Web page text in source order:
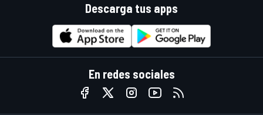
Descarga tus apps
En redes sociales